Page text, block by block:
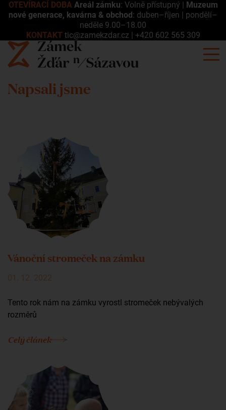
OTEVÍRACÍ DOBA Areál zámku: Volně přístupný | Muzeum
nové generace, kavárna & obchod: duben–říjen | pondělí–
neděle 9.00–18.00
KONTAKT tic@zamekzdar.cz | +420 602 565 309
Napsali jsme
Vánoční stromeček na zámku
01. 12. 2022
Tento rok nám na zámku vyrostl stromeček nebývalých
rozměrů
Celý článek